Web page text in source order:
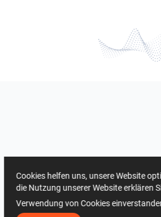
Cookies helfen uns, unsere Website
die Nutzung unserer Website erklären
Verwendung von Cookies